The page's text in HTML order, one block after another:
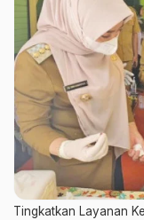
Tingkatkan Layanan